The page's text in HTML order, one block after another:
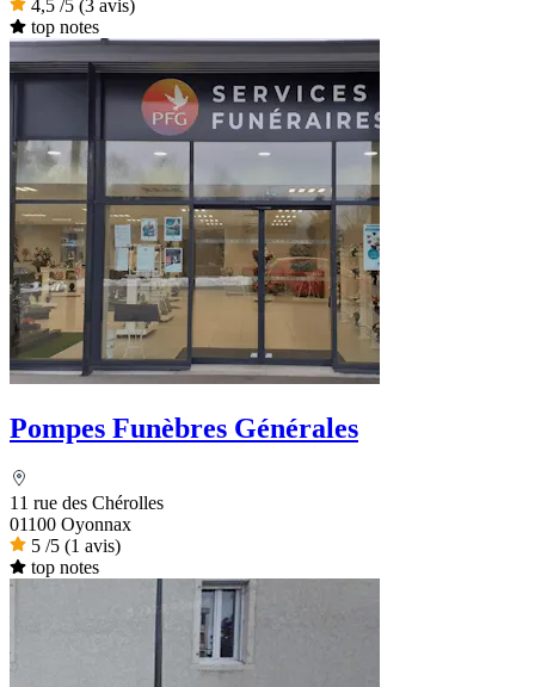
4,5 /5 (3 avis)
top notes
Pompes Funèbres Générales
11 rue des Chérolles
01100 Oyonnax
5 /5 (1 avis)
top notes